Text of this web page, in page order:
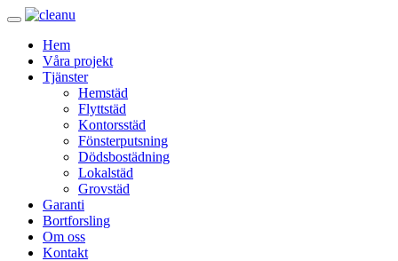
Hem
Våra projekt
Tjänster
Hemstäd
Flyttstäd
Kontorsstäd
Fönsterputsning
Dödsbostädning
Lokalstäd
Grovstäd
Garanti
Bortforsling
Om oss
Kontakt